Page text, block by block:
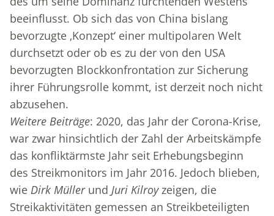
beeinflusst. Ob sich das von China bislang
bevorzugte ‚Konzept‘ einer multipolaren Welt
durchsetzt oder ob es zu der von den USA
bevorzugten Blockkonfrontation zur Sicherung
ihrer Führungsrolle kommt, ist derzeit noch nicht
abzusehen.
Weitere Beiträge: 2020, das Jahr der Corona-Krise,
war zwar hinsichtlich der Zahl der Arbeitskämpfe
das konfliktärmste Jahr seit Erhebungsbeginn
des Streikmonitors im Jahr 2016. Jedoch blieben,
wie Dirk Müllerund Juri Kilroyzeigen, die
Streikaktivitäten gemessen an Streikbeteiligten